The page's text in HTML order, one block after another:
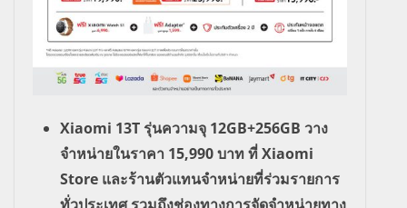
Xiaomi 13T รุ่นความจุ 12GB+256GB วาง
จำหน่ายในราคา 15,990บาท ที่Xiaomi
Store และร้านตัวแทนจำหน่ายที่ร่วมรายการ